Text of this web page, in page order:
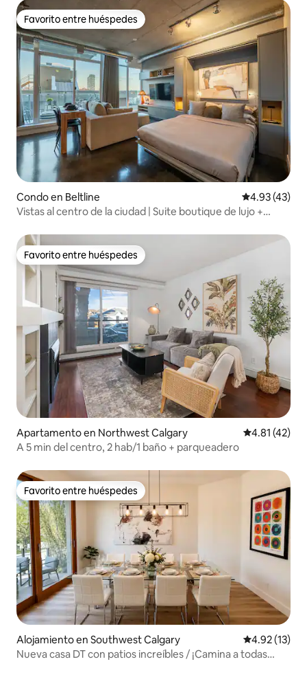
Favorito entre huéspedes
Favorito entre huéspedes
Condo en Beltline Calificación
4.93 (43)
Vistas al centro de la ciudad | Suite boutique de lujo +
Favorito entre huéspedes
Favorito entre huéspedes
Apartamento en Northwest Calgary Calificación
4.81 (42)
A 5 min del centro, 2 hab/1 baño + parqueadero
Favorito entre huéspedes
Favorito entre huéspedes
Alojamiento en Southwest Calgary Calificación
4.92 (13)
Nueva casa DT con patios increíbles / ¡Camina a todas